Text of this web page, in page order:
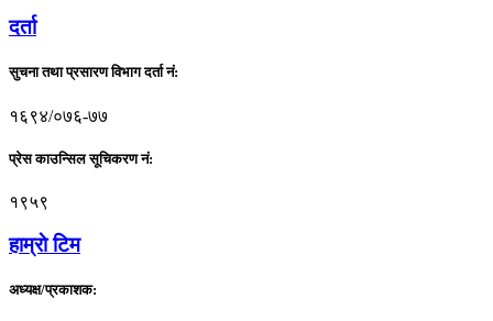
दर्ता
सुचना तथा प्रसारण विभाग दर्ता नं:
१६९४/०७६-७७
प्रेस काउन्सिल सूचिकरण नं:
१९५९
हाम्राे टिम
अध्यक्ष/प्रकाशक: